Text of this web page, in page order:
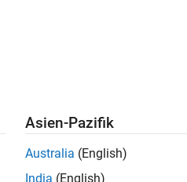
. Wenn Sie noch immer
unseres
Standort, um alle
Asien-Pazifik
Australia (English)
India (English)